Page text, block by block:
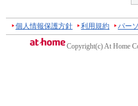
個人情報保護方針 利用規約 パー
Copyright(c) At Home